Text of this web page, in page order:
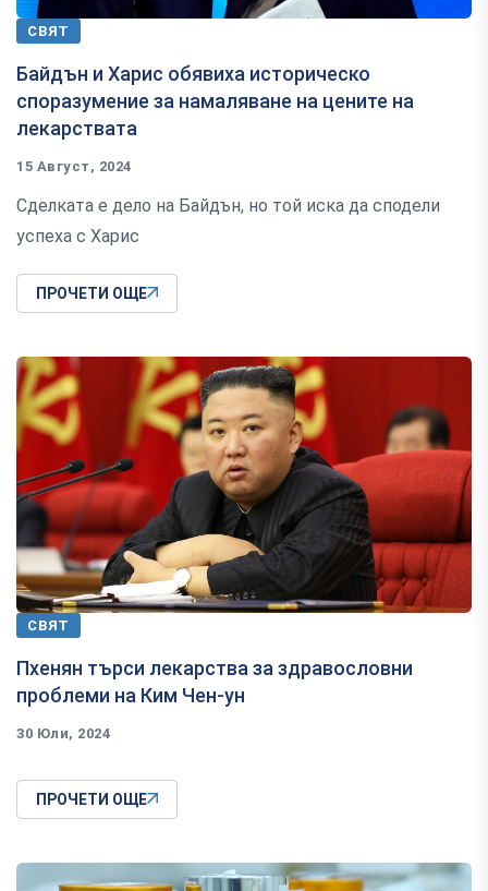
СВЯТ
Байдън и Харис обявиха историческо
споразумение за намаляване на цените на
лекарствата
15 Август, 2024
Сделката е дело на Байдън, но той иска да сподели
успеха с Харис
ПРОЧЕТИ ОЩЕ
СВЯТ
Пхенян търси лекарства за здравословни
проблеми на Ким Чен-ун
30 Юли, 2024
ПРОЧЕТИ ОЩЕ